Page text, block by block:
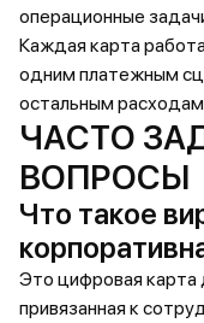
операционные
Каждая карта
одним платежным
остальным
ЧАСТО
ВОПРОСЫ
Что такое
Это цифровая карта
привязанная к